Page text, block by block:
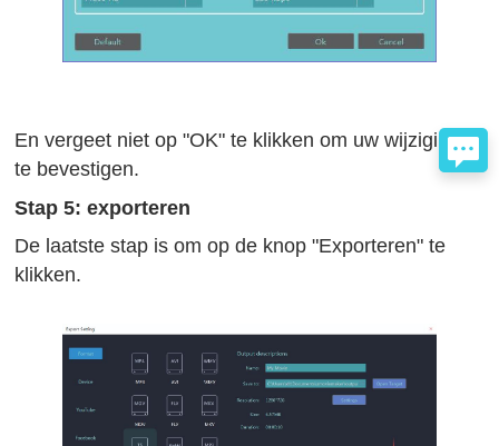
En vergeet niet op "OK" te klikken om uw wijzigingen
te bevestigen.
Stap 5: exporteren
De laatste stap is om op de knop "Exporteren" te
klikken.